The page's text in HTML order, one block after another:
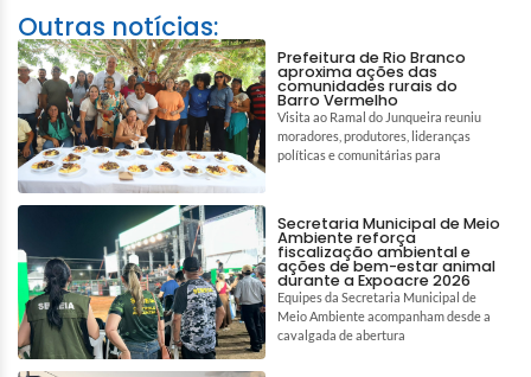
Outras notícias:
Prefeitura de Rio Branco
aproxima ações das
comunidades rurais do
Barro Vermelho
Visita ao Ramal do Junqueira reuniu
moradores, produtores, lideranças
políticas e comunitárias para
Secretaria Municipal de Meio
Ambiente reforça
fiscalização ambiental e
ações de bem-estar animal
durante a Expoacre 2026
Equipes da Secretaria Municipal de
Meio Ambiente acompanham desde a
cavalgada de abertura